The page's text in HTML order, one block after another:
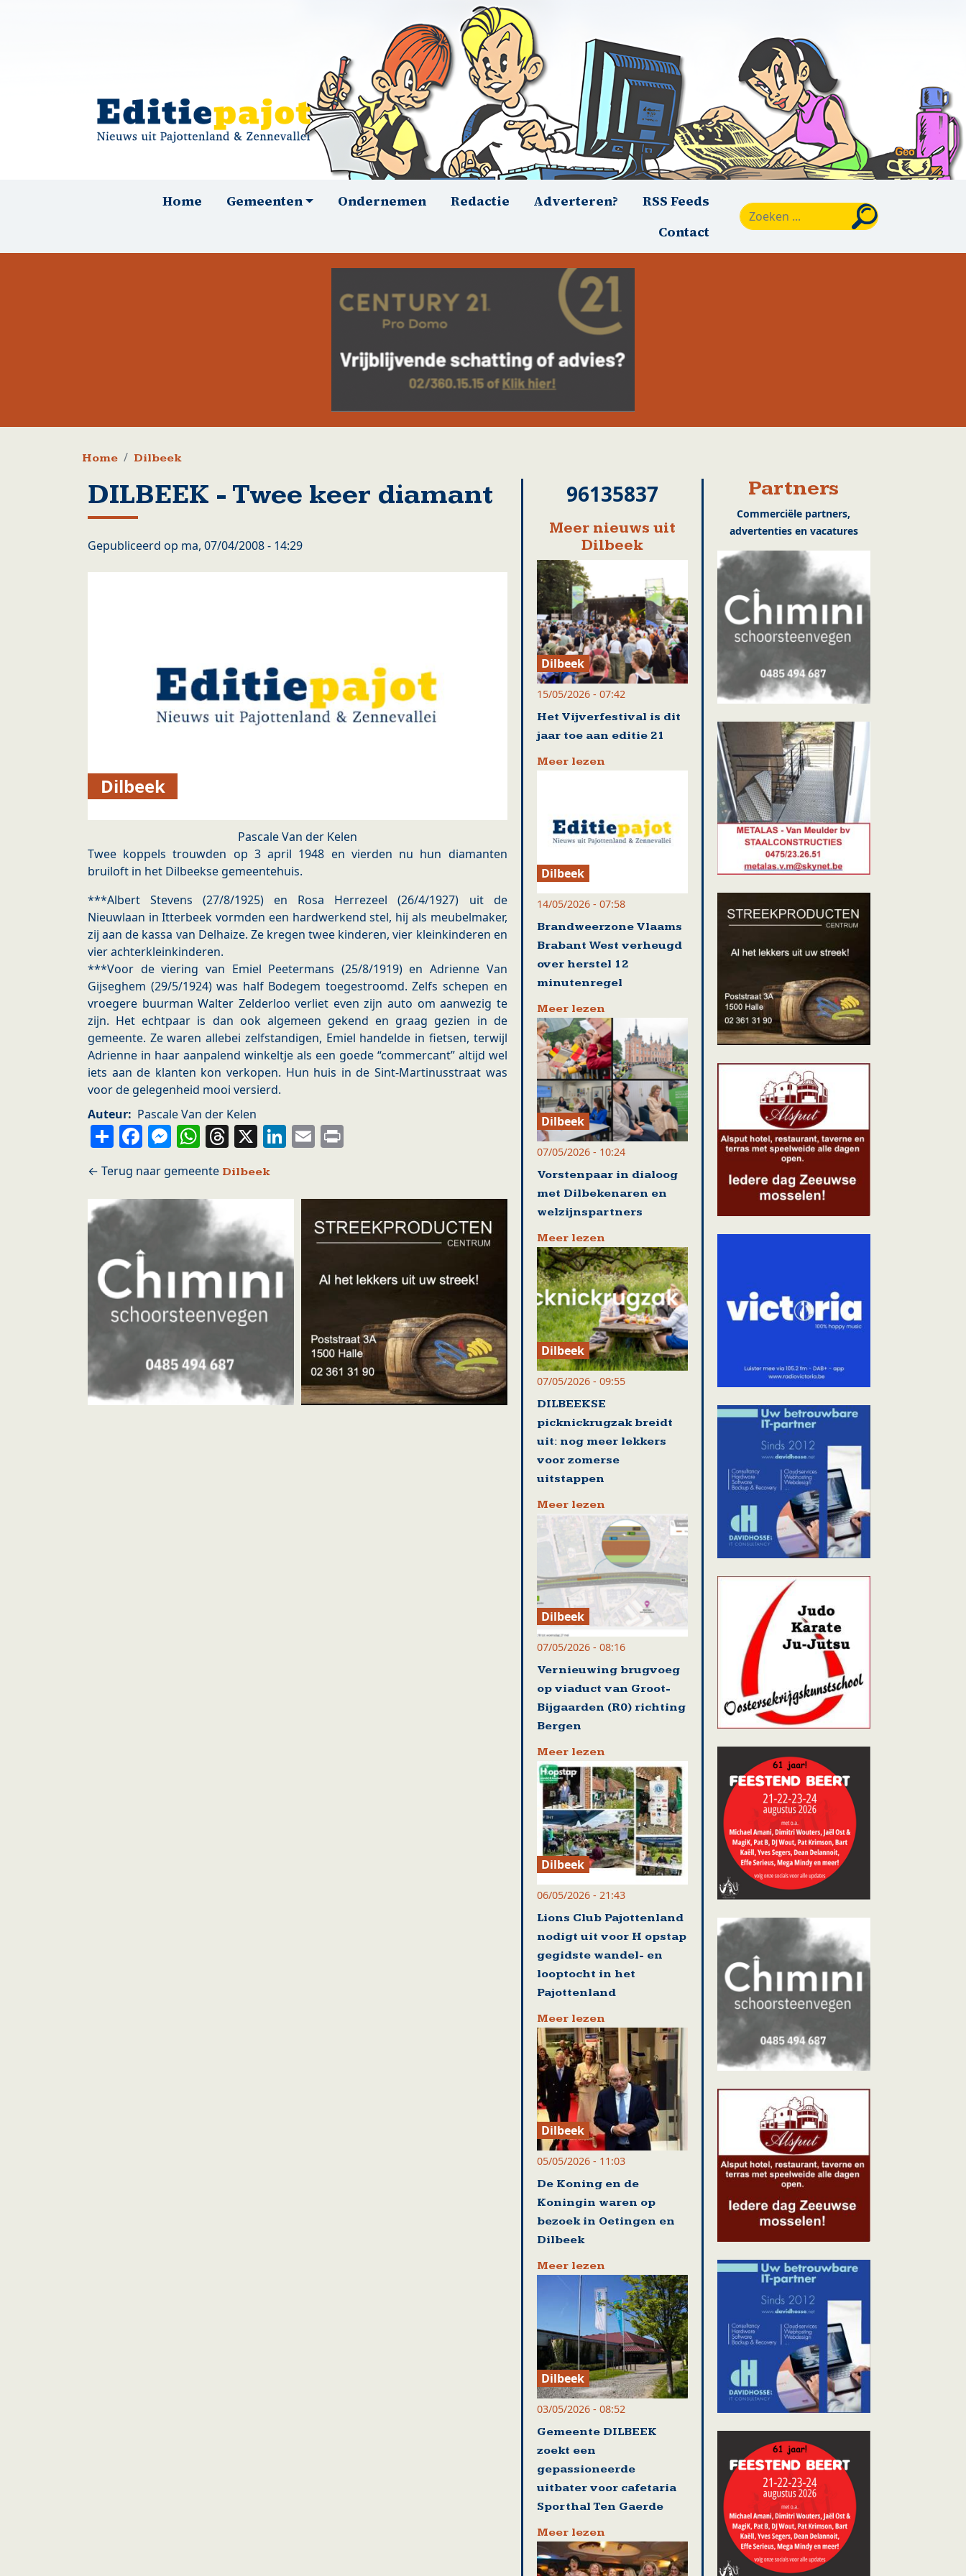
HoofdnavigatieHome Gemeenten Ondernemen Redactie Adverteren?
RSS Feeds
Contact
Kruimelpad
Home Dilbeek
DILBEEK - Twee keer diamant
Gepubliceerd op ma, 07/04/2008 - 14:29
Dilbeek
Pascale Van der Kelen
Twee koppels trouwden op 3 april 1948 en vierden nu hun diamanten
bruiloft in het Dilbeekse gemeentehuis.
***Albert Stevens (27/8/1925) en Rosa Herrezeel (26/4/1927) uit de
Nieuwlaan in Itterbeek vormden een hardwerkend stel, hij als meubelmaker,
zij aan de kassa van Delhaize. Ze kregen twee kinderen, vier kleinkinderen en
vier achterkleinkinderen.
***Voor de viering van Emiel Peetermans (25/8/1919) en Adrienne Van
Gijseghem (29/5/1924) was half Bodegem toegestroomd. Zelfs schepen en
vroegere buurman Walter Zelderloo verliet even zijn auto om aanwezig te
zijn. Het echtpaar is dan ook algemeen gekend en graag gezien in de
gemeente. Ze waren allebei zelfstandigen, Emiel handelde in fietsen, terwijl
Adrienne in haar aanpalend winkeltje als een goede “commercant” altijd wel
iets aan de klanten kon verkopen. Hun huis in de Sint-Martinusstraat was
voor de gelegenheid mooi versierd.
Auteur
Pascale Van der Kelen
ShareFacebook
Messenger
WhatsApp
Threads
X LinkedIn
Email
Dilbeek
96135837
Meer nieuws uit
Dilbeek
Dilbeek
15/05/2026 - 07:42
Het Vijverfestival is dit
jaar toe aan editie 21
Meer lezen
Dilbeek
14/05/2026 - 07:58
Brandweerzone Vlaams
Brabant West verheugd
over herstel 12
minutenregel
Meer lezen
Dilbeek
07/05/2026 - 10:24
Vorstenpaar in dialoog
met Dilbekenaren en
welzijnspartners
Meer lezen
Dilbeek
07/05/2026 - 09:55
DILBEEKSE
picknickrugzak breidt
uit: nog meer lekkers
voor zomerse
uitstappen
Meer lezen
Dilbeek
07/05/2026 - 08:16
Vernieuwing brugvoeg
op viaduct van Groot-
Bijgaarden (R0) richting
Bergen
Meer lezen
Dilbeek
06/05/2026 - 21:43
Lions Club Pajottenland
nodigt uit voor H opstap
gegidste wandel- en
looptocht in het
Pajottenland
Meer lezen
Dilbeek
05/05/2026 - 11:03
De Koning en de
Koningin waren op
bezoek in Oetingen en
Dilbeek
Meer lezen
Dilbeek
03/05/2026 - 08:52
Gemeente DILBEEK
zoekt een
gepassioneerde
uitbater voor cafetaria
Sporthal Ten Gaerde
Meer lezen
Partners
Commerciële partners,
advertenties en vacatures